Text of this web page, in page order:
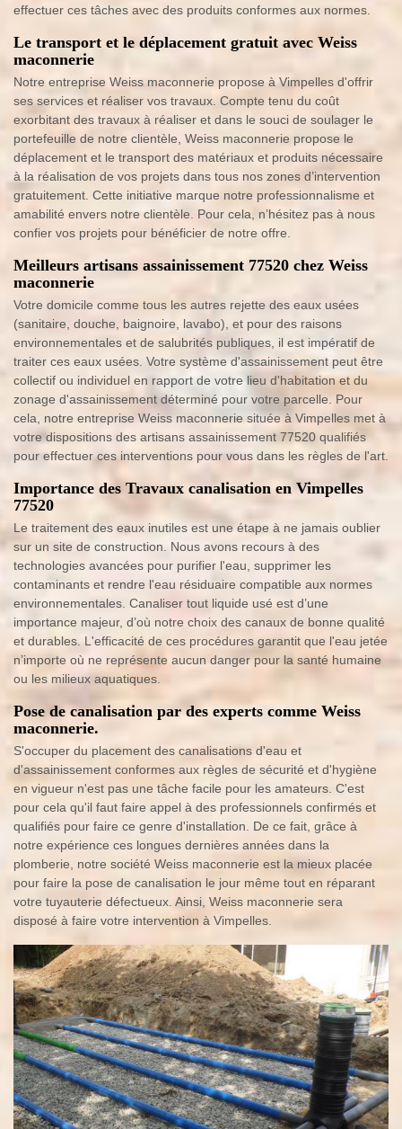
effectuer ces tâches avec des produits conformes aux normes.
Le transport et le déplacement gratuit avec Weiss
maconnerie
Notre entreprise Weiss maconnerie propose à Vimpelles d'offrir
ses services et réaliser vos travaux. Compte tenu du coût
exorbitant des travaux à réaliser et dans le souci de soulager le
portefeuille de notre clientèle, Weiss maconnerie propose le
déplacement et le transport des matériaux et produits nécessaire
à la réalisation de vos projets dans tous nos zones d’intervention
gratuitement. Cette initiative marque notre professionnalisme et
amabilité envers notre clientèle. Pour cela, n’hésitez pas à nous
confier vos projets pour bénéficier de notre offre.
Meilleurs artisans assainissement 77520 chez Weiss
maconnerie
Votre domicile comme tous les autres rejette des eaux usées
(sanitaire, douche, baignoire, lavabo), et pour des raisons
environnementales et de salubrités publiques, il est impératif de
traiter ces eaux usées. Votre système d'assainissement peut être
collectif ou individuel en rapport de votre lieu d'habitation et du
zonage d'assainissement déterminé pour votre parcelle. Pour
cela, notre entreprise Weiss maconnerie située à Vimpelles met à
votre dispositions des artisans assainissement 77520 qualifiés
pour effectuer ces interventions pour vous dans les règles de l'art.
Importance des Travaux canalisation en Vimpelles
77520
Le traitement des eaux inutiles est une étape à ne jamais oublier
sur un site de construction. Nous avons recours à des
technologies avancées pour purifier l'eau, supprimer les
contaminants et rendre l'eau résiduaire compatible aux normes
environnementales. Canaliser tout liquide usé est d’une
importance majeur, d’où notre choix des canaux de bonne qualité
et durables. L'efficacité de ces procédures garantit que l'eau jetée
n’importe où ne représente aucun danger pour la santé humaine
ou les milieux aquatiques.
Pose de canalisation par des experts comme Weiss
maconnerie.
S'occuper du placement des canalisations d'eau et
d'assainissement conformes aux règles de sécurité et d'hygiène
en vigueur n'est pas une tâche facile pour les amateurs. C'est
pour cela qu'il faut faire appel à des professionnels confirmés et
qualifiés pour faire ce genre d'installation. De ce fait, grâce à
notre expérience ces longues dernières années dans la
plomberie, notre société Weiss maconnerie est la mieux placée
pour faire la pose de canalisation le jour même tout en réparant
votre tuyauterie défectueux. Ainsi, Weiss maconnerie sera
disposé à faire votre intervention à Vimpelles.